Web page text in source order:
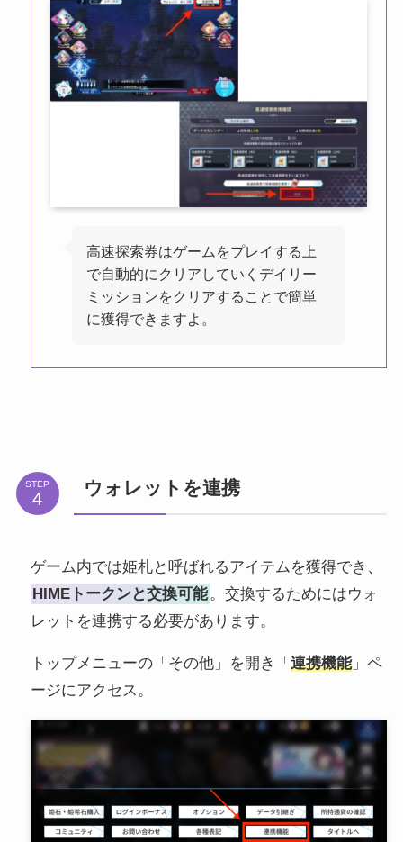
高速探索券はゲームをプレイする上
で自動的にクリアしていくデイリー
ミッションをクリアすることで簡単
に獲得できますよ。
STEP ウォレットを連携
ゲーム内では姫札と呼ばれるアイテムを獲得でき、
HIMEトークンと交換可能。交換するためにはウォ
レットを連携する必要があります。
トップメニューの「その他」を開き「 連携機能」ペ
ージにアクセス。